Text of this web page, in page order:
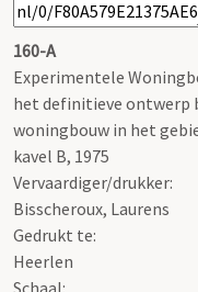
160-A
Experimentele
het definitieve ontwerp
woningbouw in het
kavel B, 1975
Vervaardiger/drukker:
Bisscheroux, Laurens
Gedrukt te:
Heerlen